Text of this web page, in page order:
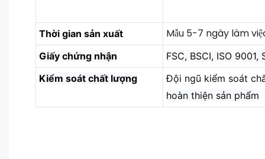
Thời gian sản xuất Mẫu 5-7 ngày làm
Giấy chứng nhận
FSC, BSCI, ISO 9001,
Kiểm soát chất lượng
Đội ngũ kiểm soát
hoàn thiện sản phẩm